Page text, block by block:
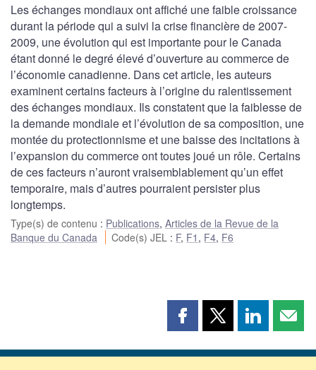
Les échanges mondiaux ont affiché une faible croissance
durant la période qui a suivi la crise financière de 2007-
2009, une évolution qui est importante pour le Canada
étant donné le degré élevé d’ouverture au commerce de
l’économie canadienne. Dans cet article, les auteurs
examinent certains facteurs à l’origine du ralentissement
des échanges mondiaux. Ils constatent que la faiblesse de
la demande mondiale et l’évolution de sa composition, une
montée du protectionnisme et une baisse des incitations à
l’expansion du commerce ont toutes joué un rôle. Certains
de ces facteurs n’auront vraisemblablement qu’un effet
temporaire, mais d’autres pourraient persister plus
longtemps.
Type(s) de contenu : Publications, Articles de la Revue de la
Banque du Canada
Code(s) JEL : F, F1 , F4, F6
Partager
page
Partager
page
Partager
page page